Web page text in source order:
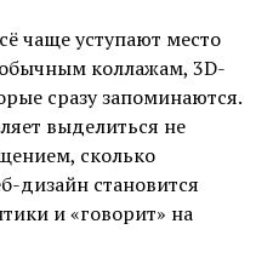
чаще уступают место
коллажам, 3D-
сразу запоминаются.
выделиться не
сколько
дизайн становится
и «говорит» на